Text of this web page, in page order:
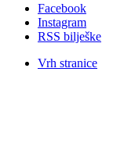
Facebook
Instagram
RSS bilješke
Vrh stranice